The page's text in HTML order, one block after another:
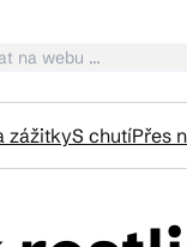
zážitkyS chutíPřes